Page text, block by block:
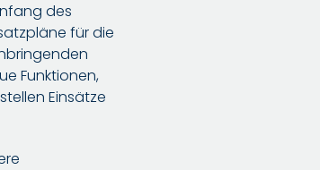
des
für die
Funktionen,
Einsätze